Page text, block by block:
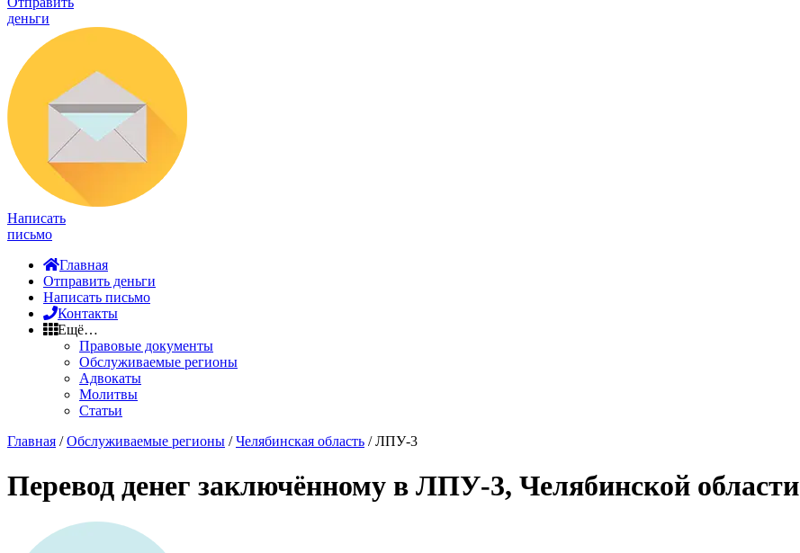
деньги
Написать
письмо
Главная
Отправить деньги
Написать письмо
Контакты
Ещё…
Правовые документы
Обслуживаемые регионы
Адвокаты
Молитвы
Статьи
Главная /Обслуживаемые регионы /Челябинская область / ЛПУ-3
Перевод денег заключённому в ЛПУ-3, Челябинской области